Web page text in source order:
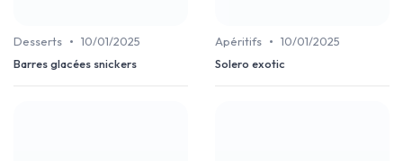
Desserts • 10/01/2025
Barres glacées snickers
Apéritifs • 10/01/2025
Solero exotic